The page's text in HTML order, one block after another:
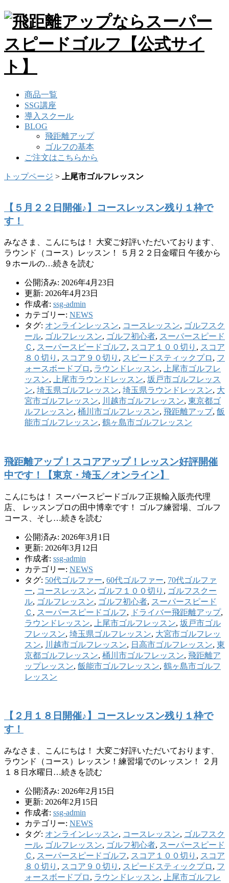
商品一覧
SSG講座
導入スクール
BLOG
飛距離アップ
ゴルフの基本
ご注文はこちらから
トップページ > 上尾市ゴルフレッスン
【５月２２日開催♪】コースレッスン残り１枠で
す！
みなさま、こんにちは！ 大変ご好評いただいております、
ラウンド（コース）レッスン！ ５月２２日金曜日 午後から
９ホールの…続きを読む
公開済み: 2026年4月23日
更新: 2026年4月23日
作成者: ssg-admin
カテゴリー: NEWS
タグ: オンラインレッスン, コースレッスン, ゴルフスク
ール, ゴルフレッスン, ゴルフ初心者, スーパースピード
Ｃ , スーパースピードゴルフ, スコア１００切り , スコア
８０切り , スコア９０切り , スピードスティックプロ , フ
ォースボードプロ , ラウンドレッスン,
上尾市ゴルフレ
ッスン, 上尾市ラウンドレッスン, 坂戸市ゴルフレッス
ン, 埼玉県ゴルフレッスン, 埼玉県ラウンドレッスン, 大
宮市ゴルフレッスン, 川越市ゴルフレッスン, 東京都ゴ
ルフレッスン, 桶川市ゴルフレッスン, 飛距離アップ, 飯
能市ゴルフレッスン, 鶴ヶ島市ゴルフレッスン
飛距離アップ！スコアアップ！レッスン好評開催
中です！【東京・埼玉／オンライン】
こんにちは！ スーパースピードゴルフ正規輸入販売代理
店、 レッスンプロの田中博幸です！ ゴルフ練習場、ゴルフ
コース、そし…続きを読む
公開済み: 2026年3月1日
更新: 2026年3月12日
作成者: ssg-admin
カテゴリー: NEWS
タグ: 50代ゴルファー, 60代ゴルファー, 70代ゴルファ
ー, コースレッスン, ゴルフ１００切り , ゴルフスクー
ル, ゴルフレッスン, ゴルフ初心者, スーパースピード
Ｃ , スーパースピードゴルフ, ドライバー飛距離アップ,
ラウンドレッスン, 上尾市ゴルフレッスン, 坂戸市ゴル
フレッスン, 埼玉県ゴルフレッスン, 大宮市ゴルフレッ
スン, 川越市ゴルフレッスン, 日高市ゴルフレッスン, 東
京都ゴルフレッスン, 桶川市ゴルフレッスン, 飛距離ア
ップレッスン, 飯能市ゴルフレッスン, 鶴ヶ島市ゴルフ
レッスン
【２月１８日開催♪】コースレッスン残り１枠で
す！
みなさま、こんにちは！ 大変ご好評いただいております、
ラウンド（コース）レッスン！練習場でのレッスン！ ２月
１８日水曜日…続きを読む
公開済み: 2026年2月15日
更新: 2026年2月15日
作成者: ssg-admin
カテゴリー: NEWS
タグ: オンラインレッスン, コースレッスン, ゴルフスク
ール, ゴルフレッスン, ゴルフ初心者, スーパースピード
Ｃ , スーパースピードゴルフ, スコア１００切り , スコア
８０切り , スコア９０切り , スピードスティックプロ , フ
ォースボードプロ , ラウンドレッスン,
上尾市ゴルフレ